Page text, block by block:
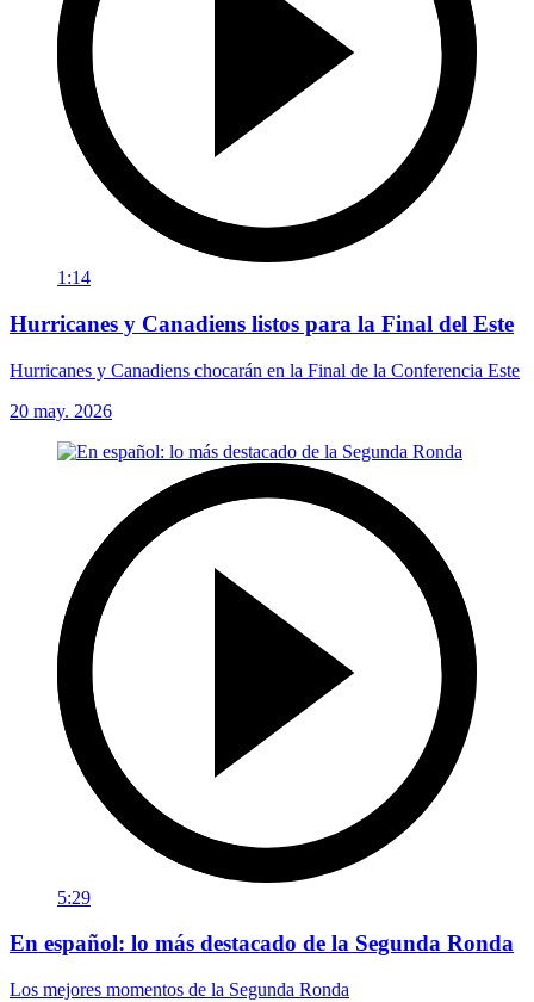
1:14
Hurricanes y Canadiens listos para la Final del Este
Hurricanes y Canadiens chocarán en la Final de la Conferencia Este
20 may. 2026
5:29
En español: lo más destacado de la Segunda Ronda
Los mejores momentos de la Segunda Ronda